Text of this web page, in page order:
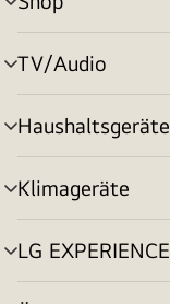
Menü
umschalten
TV/Audio
Menü
umschalten
Haushaltsgeräte
Menü
umschalten
Klimageräte
Menü
umschalten
LG EXPERIENCE
Menü
umschalten